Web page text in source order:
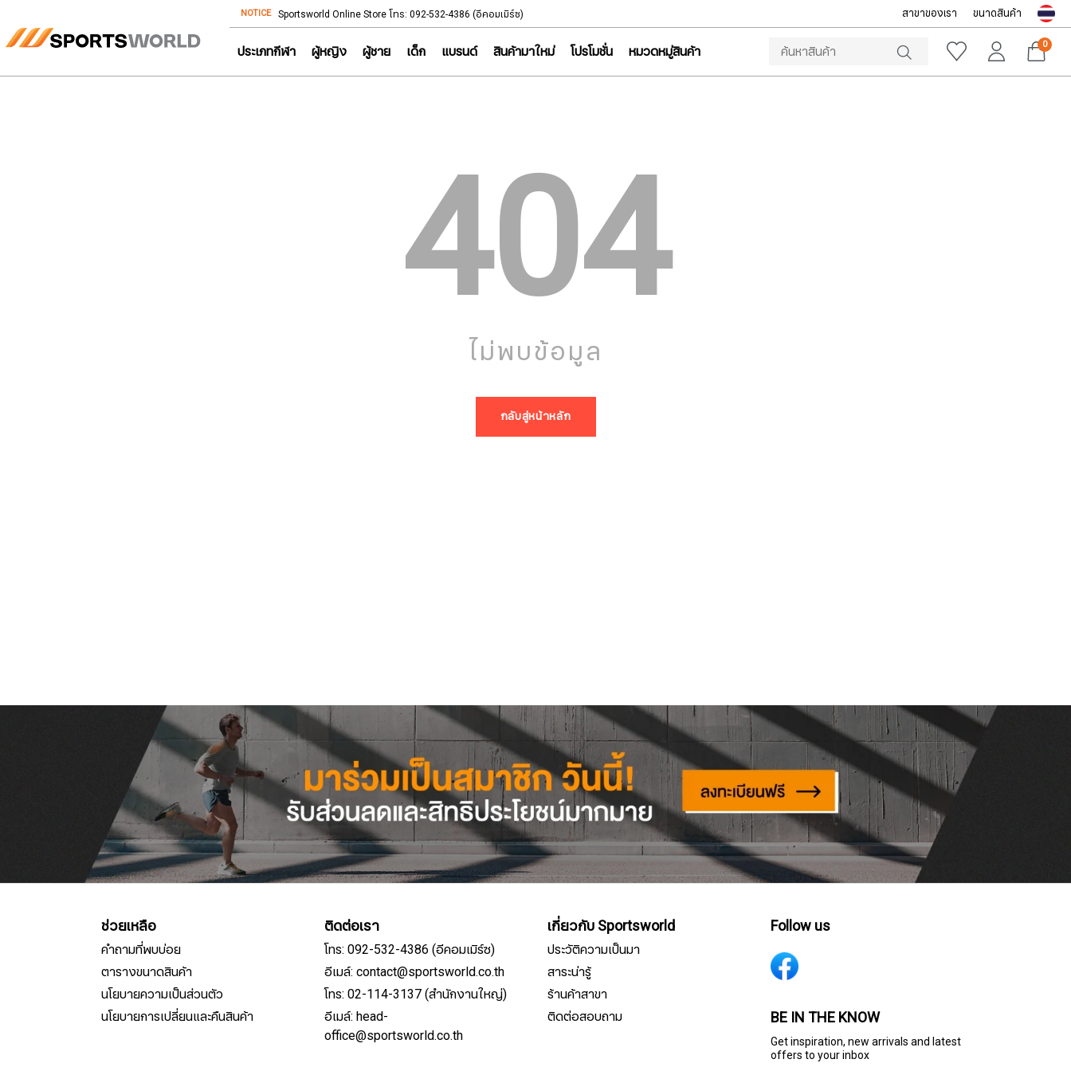
NOTICE Sportsworld Online Store โทร: 092-532-4386 (อีคอมเมิร์ซ) NOTICE Sportsworld
สาขาของเรา ขนาดสินค้า
ประเภทกีฬา ผู้หญิง ผู้ชาย เด็ก แบรนด์ สินค้ามาใหม่ โปรโมชั่น หมวดหมู่สินค้า 0
404
ไม่พบข้อมูล
กลับสู่หน้าหลัก
ช่วยเหลือ
คำถามที่พบบ่อย
ตารางขนาดสินค้า
นโยบายความเป็นส่วนตัว
นโยบายการเปลี่ยนและคืนสินค้า
ติดต่อเรา
โทร: 092-532-4386 (อีคอมเมิร์ซ)
อีเมล์: contact@sportsworld.co.th
โทร: 02-114-3137 (สำนักงานใหญ่)
อีเมล์: head-
office@sportsworld.co.th
เกี่ยวกับ Sportsworld
ประวัติความเป็นมา
สาระน่ารู้
ร้านค้าสาขา
ติดต่อสอบถาม
Follow us
BE IN THE KNOW
Get inspiration, new arrivals and latest
offers to your inbox
สมัครรับจดหมายข่าว